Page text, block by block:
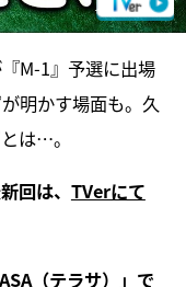
M-1』予選に出場
明かす場面も。久
は…。
回は、 TVerにて
（テラサ） 」で